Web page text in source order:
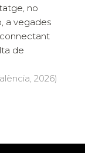
no
a vegades
de
2026)